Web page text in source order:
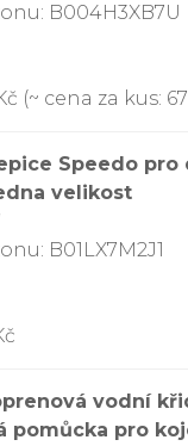
B004H3XB7U
(~ cena za kus:
Speedo
velikost
B01LX7M2J1
vodní
pomůcka pro